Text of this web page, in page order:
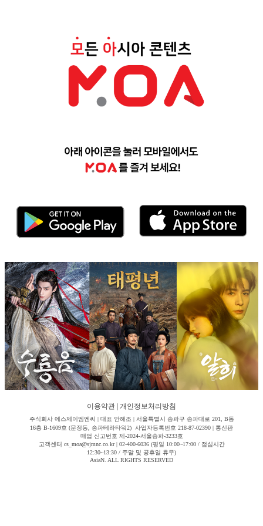
이용약관 개인정보처리방침
주식회사 에스제이엠엔씨 | 대표 안해조 | 서울특별시 송파구 송파대로 201, B동
16층 B-1609호 (문정동, 송파테라타워2) 사업자등록번호 218-87-02390 | 통신판
매업 신고번호 제-2024-서울송파-3233호
고객센터 cs_moa@sjmnc.co.kr | 02-400-6036 (평일 10:00~17:00 / 점심시간
12:30~13:30 / 주말 및 공휴일 휴무)
AsiaN. ALL RIGHTS RESERVED